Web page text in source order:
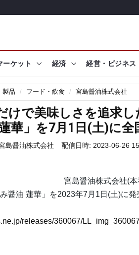
ーケット 経済 経営・ビジネス
製品 フード・飲食 宮島醤油株式会社
けで美味しさを追求
華」を7月1日(土)に全
島醤油株式会社 配信日時: 2023-06-26
宮島醤油株式会社(
醤油 蓮華」を2023年7月1日(土)に発
releases/360067/